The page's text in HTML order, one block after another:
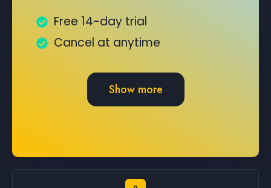
Free 14-day trial
Cancel at anytime
Show more